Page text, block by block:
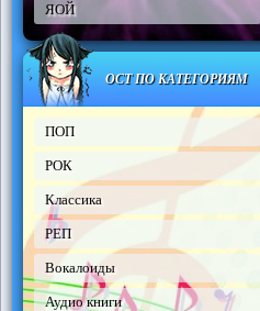
ЯОЙ
ОСТ ПО КАТЕГОРИЯМ
ПОП
РОК
Классика
РЕП
Вокалоиды
Аудио книги